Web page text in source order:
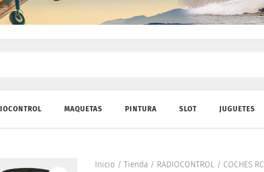
MAQUETAS PINTURA SLOT JUGUETES
Inicio / Tienda/ RADIOCONTROL/ COCHES RC